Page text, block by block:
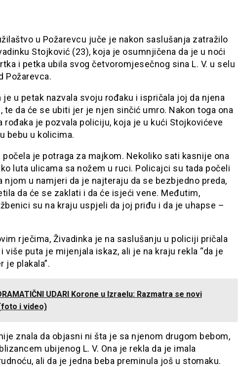
u Požarevcu juče je nakon saslušanja zatražilo
Stojković (23), koja je osumnjičena da je u noći
i petka ubila svog četvoromjesečnog sina L. V. u selu
Požarevca.
je u petak nazvala svoju rođaku i ispričala joj da njena
te da će se ubiti jer je njen sinčić umro. Nakon toga ona
rođaka je pozvala policiju, koja je u kući Stojkovićeve
bebu u kolicima.
počela je potraga za majkom. Nekoliko sati kasnije ona
luta ulicama sa nožem u ruci. Policajci su tada počeli
njom u namjeri da je najteraju da se bezbjedno preda,
da će se zaklati i da će isjeći vene. Međutim,
su na kraju uspjeli da joj priđu i da je uhapse –
rječima, Živadinka je na saslušanju u policiji pričala
više puta je mijenjala iskaz, ali je na kraju rekla “da je
je plakala”.
UDARI Korone u Izraelu: Razmatra se novi
i video)
znala da objasni ni šta je sa njenom drugom bebom,
ubijenog L. V. Ona je rekla da je imala
ali da je jedna beba preminula još u stomaku.